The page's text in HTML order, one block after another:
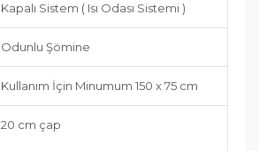
Kapalı Sistem ( Isı Odası Sistemi )
Odunlu Şömine
Kullanım İçin Minumum 150 x 75 cm
20 cm çap